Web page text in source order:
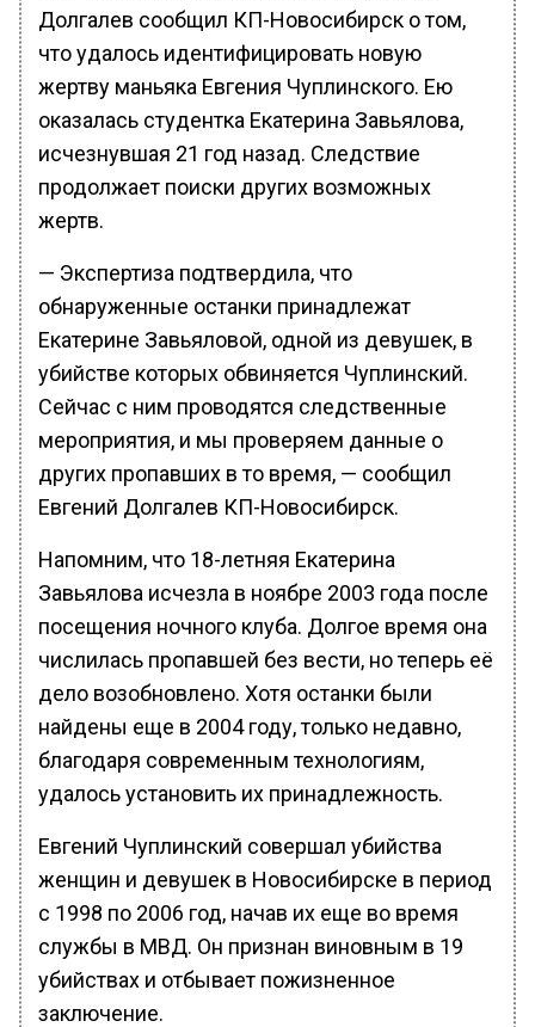
Долгалев сообщил КП-Новосибирск о том,
что удалось идентифицировать новую
жертву маньяка Евгения Чуплинского. Ею
оказалась студентка Екатерина Завьялова,
исчезнувшая 21 год назад. Следствие
продолжает поиски других возможных
жертв.
— Экспертиза подтвердила, что
обнаруженные останки принадлежат
Екатерине Завьяловой, одной из девушек, в
убийстве которых обвиняется Чуплинский.
Сейчас с ним проводятся следственные
мероприятия, и мы проверяем данные о
других пропавших в то время, — сообщил
Евгений Долгалев КП-Новосибирск.
Напомним, что 18-летняя Екатерина
Завьялова исчезла в ноябре 2003 года после
посещения ночного клуба. Долгое время она
числилась пропавшей без вести, но теперь её
дело возобновлено. Хотя останки были
найдены еще в 2004 году, только недавно,
благодаря современным технологиям,
удалось установить их принадлежность.
Евгений Чуплинский совершал убийства
женщин и девушек в Новосибирске в период
с 1998 по 2006 год, начав их еще во время
службы в МВД. Он признан виновным в 19
убийствах и отбывает пожизненное
заключение.